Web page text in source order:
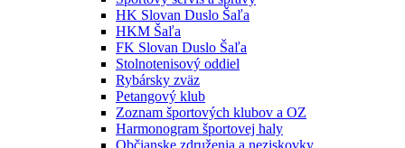
HK Slovan Duslo Šaľa
HKM Šaľa
FK Slovan Duslo Šaľa
Stolnotenisový oddiel
Rybársky zväz
Petangový klub
Zoznam športových klubov a OZ
Harmonogram športovej haly
Občianske združenia a neziskovky